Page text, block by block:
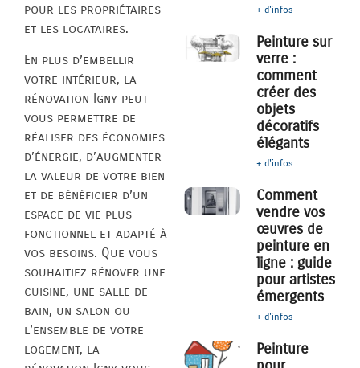
pour les propriétaires
et les locataires.
En plus d’embellir
votre intérieur, la
rénovation Igny peut
vous permettre de
réaliser des économies
d’énergie, d’augmenter
la valeur de votre bien
et de bénéficier d’un
espace de vie plus
fonctionnel et adapté à
vos besoins. Que vous
souhaitiez rénover une
cuisine, une salle de
bain, un salon ou
l’ensemble de votre
logement, la
+ d'infos
Peinture sur
verre :
comment
créer des
objets
décoratifs
élégants
+ d'infos
Comment
vendre vos
œuvres de
peinture en
ligne : guide
pour artistes
émergents
+ d'infos
Peinture